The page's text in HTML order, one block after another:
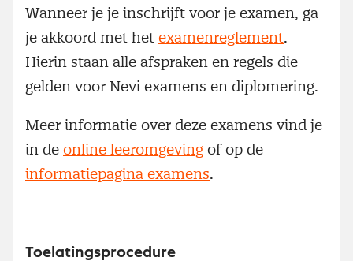
Wanneer je je inschrijft voor je examen, ga
je akkoord met het examenreglement.
Hierin staan alle afspraken en regels die
gelden voor Nevi examens en diplomering.
Meer informatie over deze examens vind je
in de online leeromgeving of op de
informatiepagina examens.
Toelatingsprocedure